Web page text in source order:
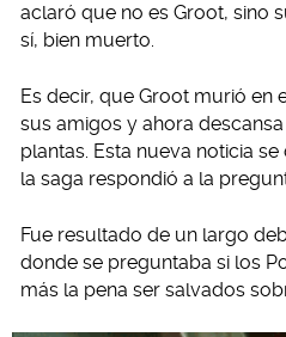
aclaró que no es Groot, sino
sí, bien muerto.
Es decir, que Groot murió en
sus amigos y ahora
plantas. Esta nueva noticia
la saga respondió a la
Fue resultado de un largo
donde se preguntaba si los
más la pena ser salvados